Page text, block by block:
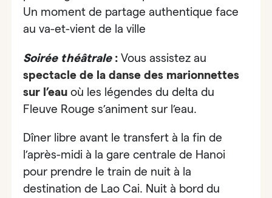
Un moment de partage authentique face
au va-et-vient de la ville
Soirée théâtrale: Vous assistez au
spectacle de la danse des marionnettes
sur l’eauoù les légendes du delta du
Fleuve Rouge s’animent sur l’eau.
Dîner libre avant le transfert à la fin de
l’après-midi à la gare centrale de Hanoi
pour prendre le train de nuit à la
destination de Lao Cai. Nuit à bord du